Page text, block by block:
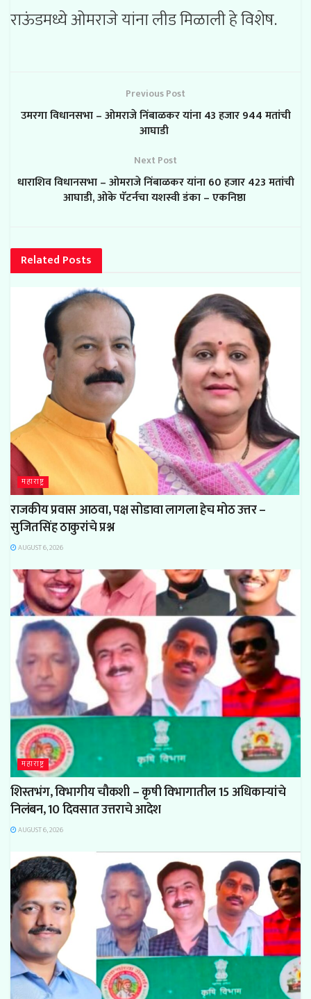
राऊंडमध्ये ओमराजे यांना लीड मिळाली हे विशेष.
Previous Post
उमरगा विधानसभा – ओमराजे निंबाळकर यांना 43 हजार 944 मतांची
आघाडी
Next Post
धाराशिव विधानसभा – ओमराजे निंबाळकर यांना 60 हजार 423 मतांची
आघाडी, ओके पॅटर्नचा यशस्वी डंका – एकनिष्ठा
Related Posts
महाराष्ट्र
राजकीय प्रवास आठवा, पक्ष सोडावा लागला हेच मोठ उत्तर –
सुजितसिंह ठाकुरांचे प्रश्न
AUGUST 6, 2026
महाराष्ट्र
शिस्तभंग, विभागीय चौकशी – कृषी विभागातील 15 अधिकाऱ्यांचे
निलंबन, 10 दिवसात उत्तराचे आदेश
AUGUST 6, 2026